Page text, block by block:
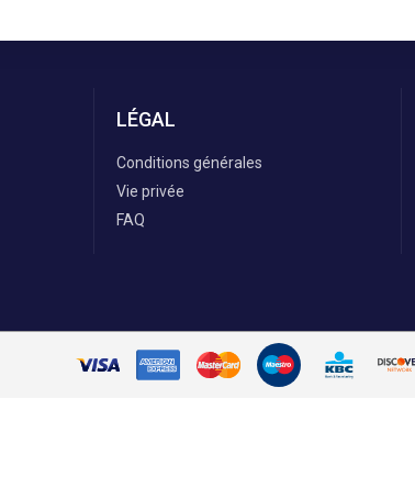
LÉGAL
Conditions générales
Vie privée
FAQ